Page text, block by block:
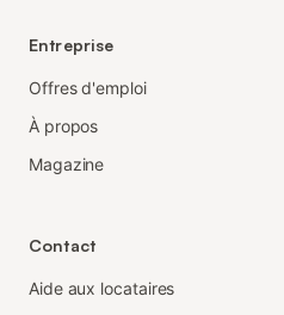
Entreprise
Offres d'emploi
À propos
Magazine
Contact
Aide aux locataires